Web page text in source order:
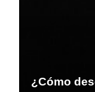
¿Cómo